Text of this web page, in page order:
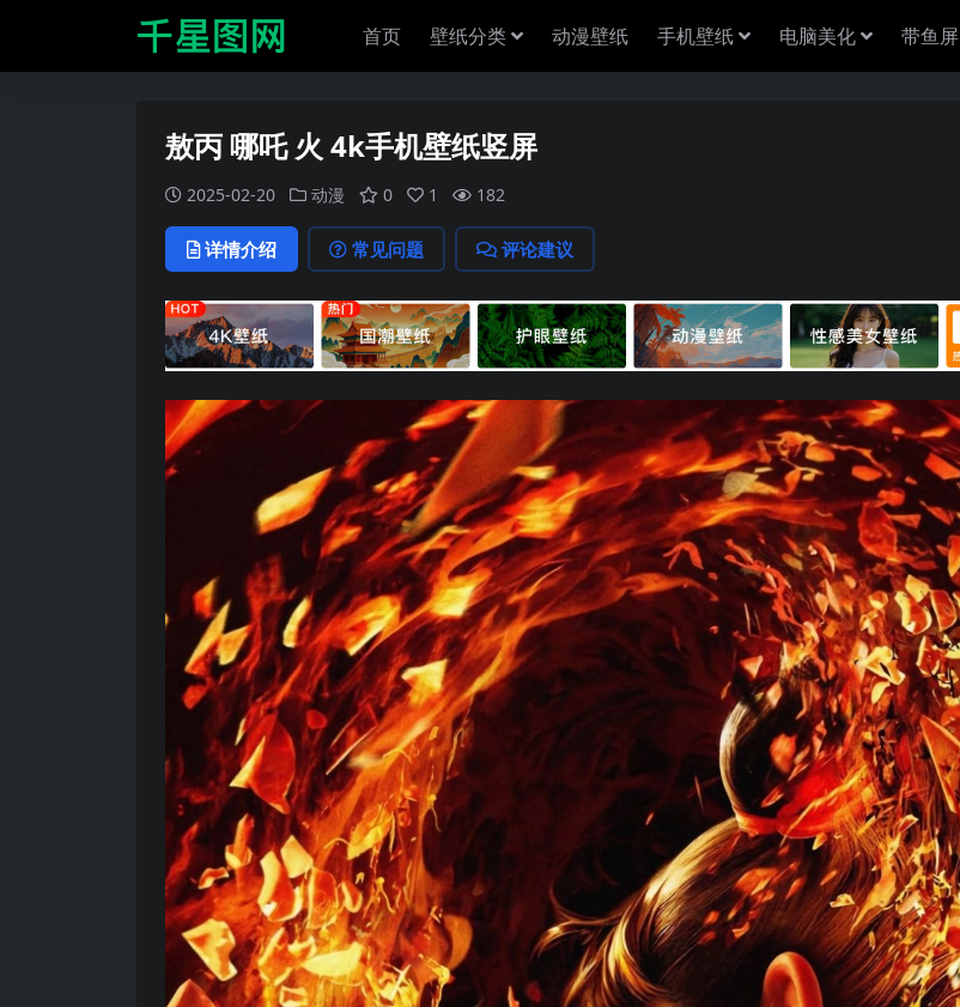
首页 壁纸分类 动漫壁纸 手机壁纸 电脑美化 带鱼屏
敖丙 哪吒 火 4k手机壁纸竖屏
2025-02-20 动漫 0 1 182
详情介绍 常见问题 评论建议